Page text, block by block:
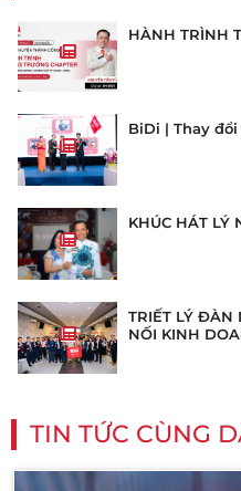
HÀNH TRÌNH
BiDi | Thay
KHÚC HÁT LÝ
TRIẾT LÝ ĐÀN
NỐI KINH
TIN TỨC CÙNG